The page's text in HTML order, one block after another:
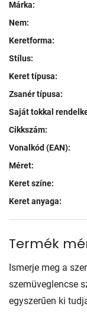
Márka:
Nem:
Keretforma:
Stílus:
Keret típusa:
Zsanér típusa:
Saját tokkal
Cikkszám:
Vonalkód (EAN):
Méret:
Keret színe:
Keret anyaga:
Termék
Ismerje meg a
szemüveglencse
egyszerűen ki